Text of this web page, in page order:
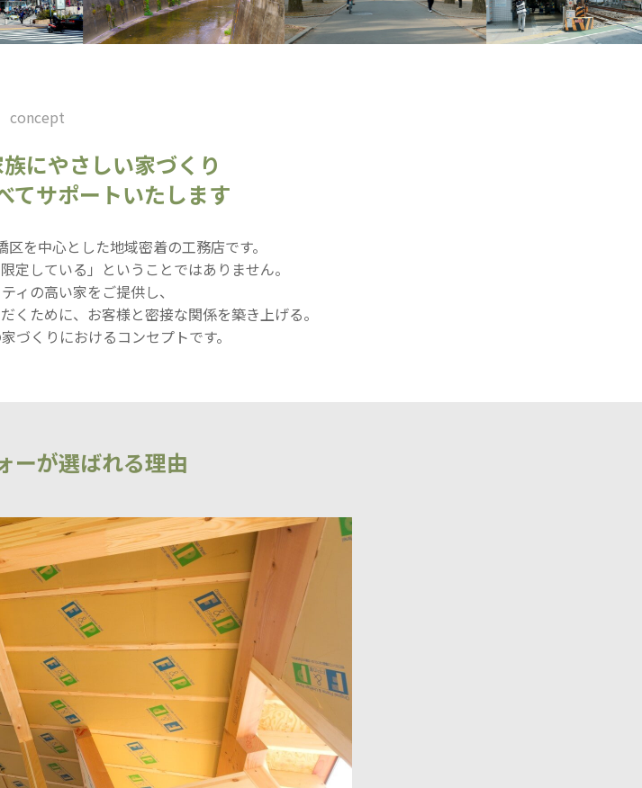
concept
にやさしい家づくり
てサポートいたします
を中心とした地域密着の工務店です。
定している」ということではありません。
ィの高い家をご提供し、
くために、お客様と密接な関係を築き上げる。
づくりにおけるコンセプトです。
ーが選ばれる理由